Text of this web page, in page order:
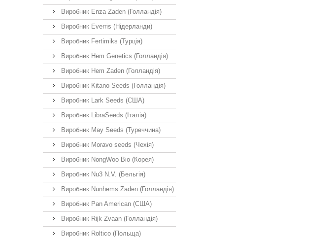
Виробник Enza Zaden (Голландія)
Виробник Everris (Нідерланди)
Виробник Fertimiks (Турція)
Виробник Hem Genetics (Голландія)
Виробник Hem Zaden (Голландія)
Виробник Kitano Seeds (Голландія)
Виробник Lark Seeds (США)
Виробник LibraSeeds (Італія)
Виробник May Seeds (Туреччина)
Виробник Moravo seeds (Чехія)
Виробник NongWoo Bio (Корея)
Виробник Nu3 N.V. (Бельгія)
Виробник Nunhems Zaden (Голландія)
Виробник Pan American (США)
Виробник Rijk Zvaan (Голландія)
Виробник Roltico (Польща)